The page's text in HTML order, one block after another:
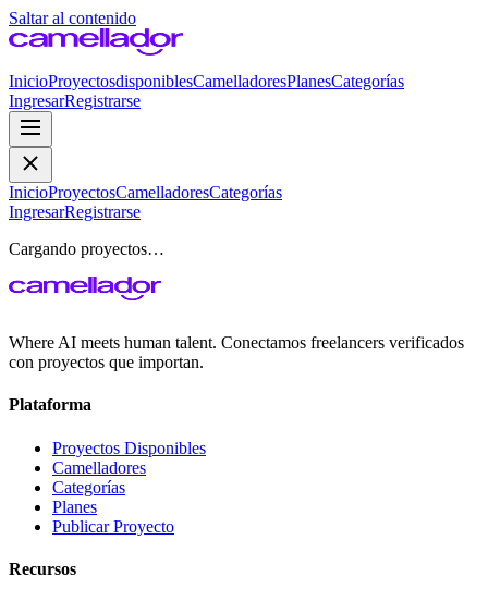
Saltar al contenido
InicioProyectosdisponiblesCamelladoresPlanesCategorías
IngresarRegistrarse
InicioProyectosCamelladoresCategorías
IngresarRegistrarse
Cargando proyectos…
Where AI meets human talent. Conectamos freelancers verificados
con proyectos que importan.
Plataforma
Proyectos Disponibles
Camelladores
Categorías
Planes
Publicar Proyecto
Recursos